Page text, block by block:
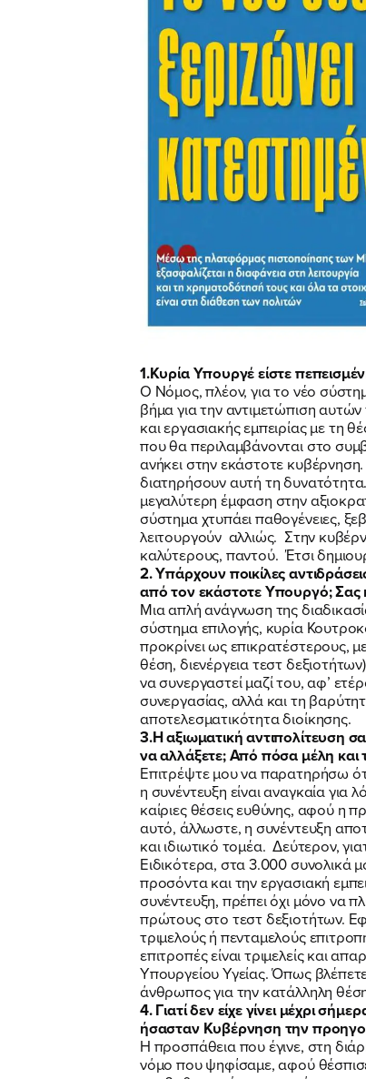
1.Κυρία Υπουργέ είστε
Ο Νόμος, πλέον, για το νέο
βήμα για την αντιμετώπιση
και εργασιακής εμπειρίας με τη
που θα περιλαμβάνονται στο
ανήκει στην εκάστοτε
διατηρήσουν αυτή τη
μεγαλύτερη έμφαση στην
σύστημα χτυπάει παθογένειες,
λειτουργούν αλλιώς. Στην
καλύτερους, παντού. Έτσι
2. Υπάρχουν ποικίλες
από τον εκάστοτε Υπουργό; Σας
Μια απλή ανάγνωση της
σύστημα επιλογής, κυρία
προκρίνει ως επικρατέστερους,
θέση, διενέργεια τεστ
να συνεργαστεί μαζί του, αφ’
συνεργασίας, αλλά και τη
αποτελεσματικότητα διοίκησης.
3.Η αξιωματική αντιπολίτευση
να αλλάξετε; Από πόσα μέλη και
Επιτρέψτε μου να παρατηρήσω
η συνέντευξη είναι αναγκαία για
καίριες θέσεις ευθύνης, αφού η
αυτό, άλλωστε, η συνέντευξη
και ιδιωτικό τομέα. Δεύτερον,
Ειδικότερα, στα 3.000 συνολικά
προσόντα και την εργασιακή
συνέντευξη, πρέπει όχι μόνο να
πρώτους στο τεστ δεξιοτήτων.
τριμελούς ή πενταμελούς
επιτροπές είναι τριμελείς και
Υπουργείου Υγείας. Όπως
άνθρωπος για την κατάλληλη
4. Γιατί δεν είχε γίνει μέχρι
ήσασταν Κυβέρνηση την
Η προσπάθεια που έγινε, στη
νόμο που ψηφίσαμε, αφού